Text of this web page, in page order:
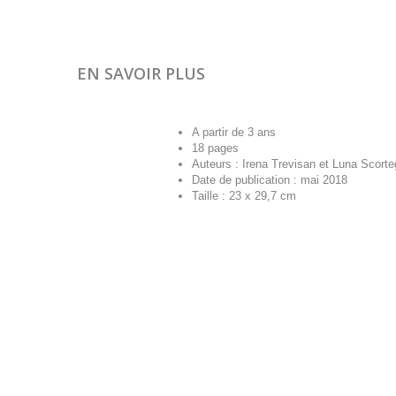
EN SAVOIR PLUS
A partir de 3 ans
18 pages
Auteurs : Irena Trevisan et Luna
Date de publication : mai 2018
Taille : 23 x 29,7 cm